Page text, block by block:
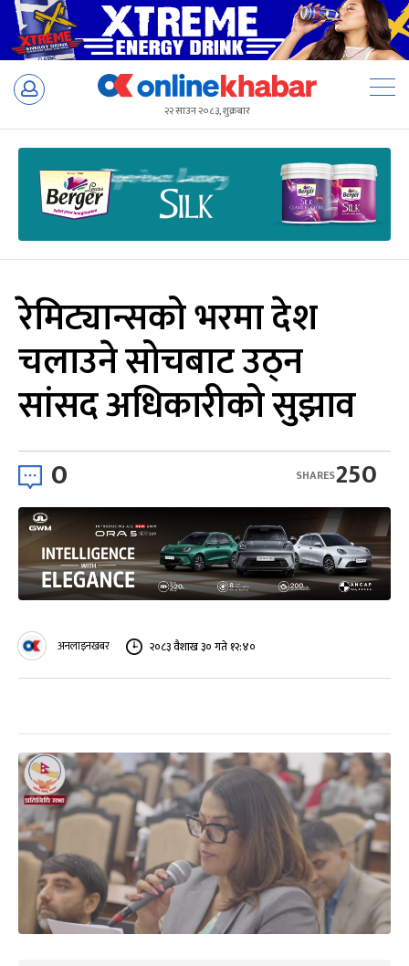
Skip
२२ साउन २०८३, शुक्रबार
रेमिट्यान्सको भरमा देश
चलाउने सोचबाट उठ्न
सांसद अधिकारीको सुझाव
0 250
SHARES
अनलाइनखबर २०८३ वैशाख ३० गते १२:४०